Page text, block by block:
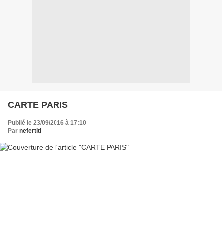
CARTE PARIS
Publié le 23/09/2016 à 17:10
Par nefertiti